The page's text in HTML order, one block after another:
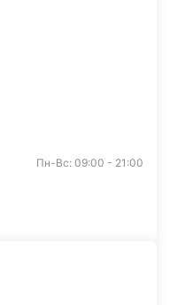
Пн-Вс: 09:00 - 21:00